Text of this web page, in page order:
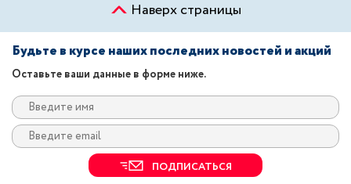
Наверх страницы
Будьте в курсе наших последних новостей и акций
Оставьте ваши данные в форме ниже.
ПОДПИСАТЬСЯ